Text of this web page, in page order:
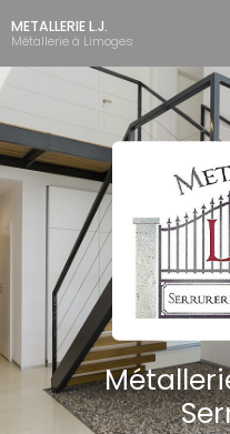
au
contenu
principal
METALLERIE L.J.
Métallerie à Limoges